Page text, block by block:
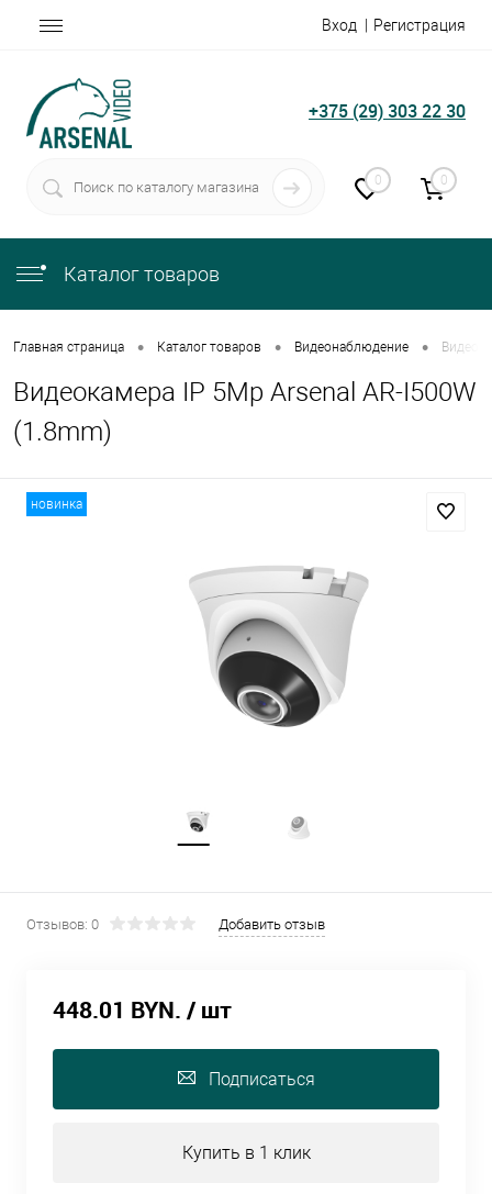
Вход Регистрация
+375 (29) 303 22 30
0 0
Каталог товаров
Главная страница • Каталог товаров • Видеонаблюдение •
Видеокамера IP 5Mp Arsenal AR-I500W
(1.8mm)
новинка
Отзывов: 0 Добавить отзыв
448.01 BYN. / шт
Подписаться
Купить в 1 клик